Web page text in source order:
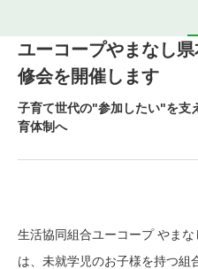
ユーコープやまなし
修会を開催します
子育て世代の"参加したい"を支
育体制へ
生活協同組合ユーコープ やま
は、未就学児のお子様を持つ組